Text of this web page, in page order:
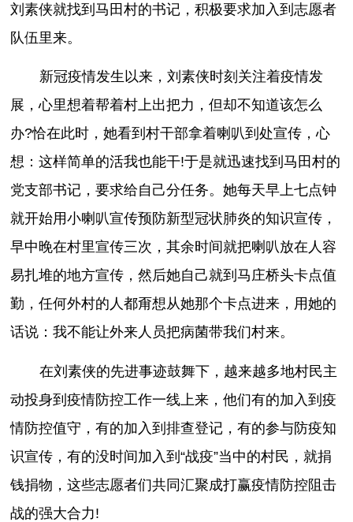
刘素侠就找到马田村的书记，积极要求加入到志愿者
队伍里来。
新冠疫情发生以来，刘素侠时刻关注着疫情发
展，心里想着帮着村上出把力，但却不知道该怎么
办?恰在此时，她看到村干部拿着喇叭到处宣传，心
想：这样简单的活我也能干!于是就迅速找到马田村的
党支部书记，要求给自己分任务。她每天早上七点钟
就开始用小喇叭宣传预防新型冠状肺炎的知识宣传，
早中晚在村里宣传三次，其余时间就把喇叭放在人容
易扎堆的地方宣传，然后她自己就到马庄桥头卡点值
勤，任何外村的人都甭想从她那个卡点进来，用她的
话说：我不能让外来人员把病菌带我们村来。
在刘素侠的先进事迹鼓舞下，越来越多地村民主
动投身到疫情防控工作一线上来，他们有的加入到疫
情防控值守，有的加入到排查登记，有的参与防疫知
识宣传，有的没时间加入到“战疫”当中的村民，就捐
钱捐物，这些志愿者们共同汇聚成打赢疫情防控阻击
战的强大合力!